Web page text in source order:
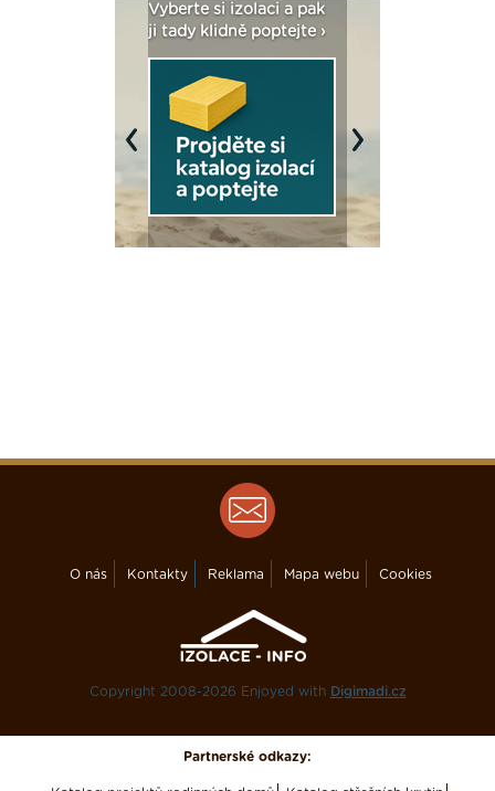
Vyberte si izolaci a pak
ji tady klidně poptejte ›
Previous Next
O nás Kontakty Reklama Mapa webu Cookies
Copyright 2008-2026 Enjoyed with Digimadi.cz
Partnerské odkazy: